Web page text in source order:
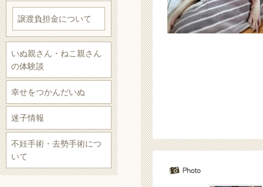
譲渡負担金について
いぬ親さん・ねこ親さん
の体験談
幸せをつかんだいぬ
迷子情報
不妊手術・去勢手術につ
いて